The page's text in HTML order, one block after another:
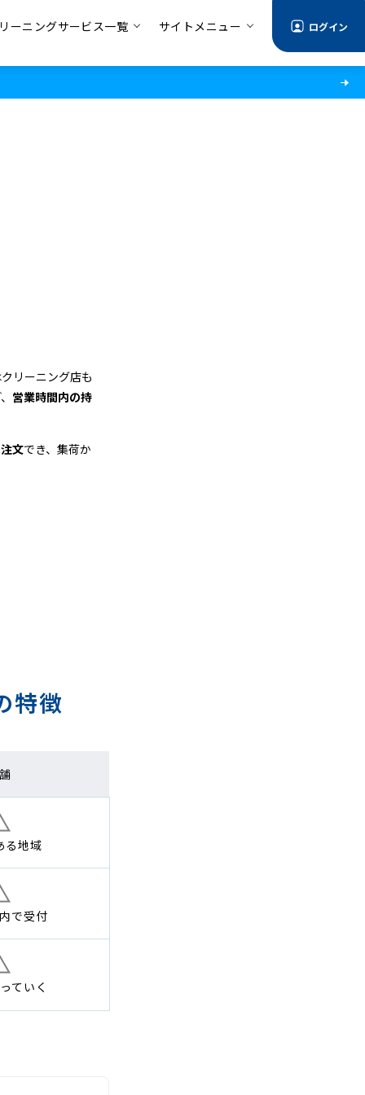
ーニングサービス一覧 サイトメニュー ログイン
リーニング店も
営業時間内の持
文でき、集荷か
特徴
る地域
で受付
ていく